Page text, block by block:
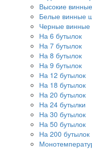
Высокие
Белые винные
Черные
На 6 бутылок
На 7 бутылок
На 8 бутылок
На 9 бутылок
На 12 бутылок
На 18 бутылок
На 20 бутылок
На 24 бутылки
На 30 бутылок
На 50 бутылок
На 200 бутылок